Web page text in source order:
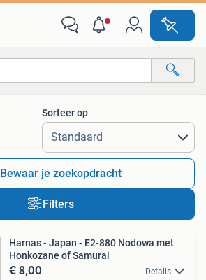
Alle afstanden…
Sorteer op
Bewaar je zoekopdracht
Filters
Harnas - Japan - E2-880 Nodowa met
Honkozane of Samurai
€ 8,00 Details